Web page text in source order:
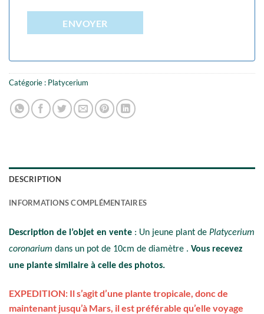
ENVOYER
Catégorie : Platycerium
DESCRIPTION
INFORMATIONS COMPLÉMENTAIRES
Description de l’objet en vente : Un jeune plant de Platycerium
coronarium dans un pot de 10cm de diamètre . Vous recevez
une plante similaire à celle des photos.
EXPEDITION: Il s’agit d’une plante tropicale, donc de
maintenant jusqu’à Mars, il est préférable qu’elle voyage